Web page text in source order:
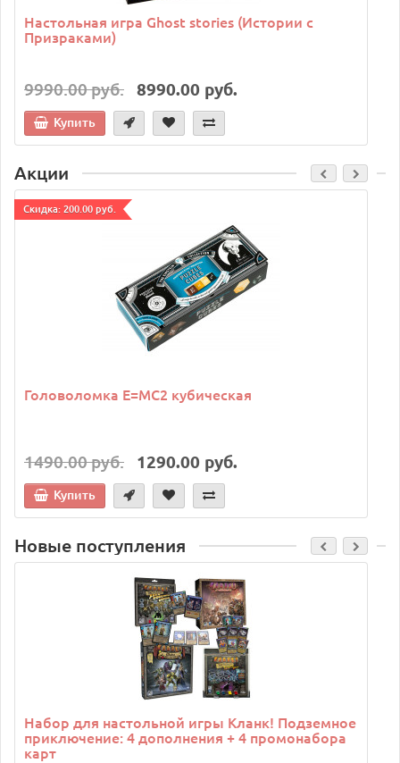
Настольная игра Ghost stories (Истории с
Призраками)
9990.00 руб. 8990.00 руб.
Купить
Акции
Cкидка: 200.00 руб.
Головоломка E=MC2 кубическая
1490.00 руб. 1290.00 руб.
Купить
Новые поступления
Набор для настольной игры Кланк! Подземное
приключение: 4 дополнения + 4 промонабора
карт